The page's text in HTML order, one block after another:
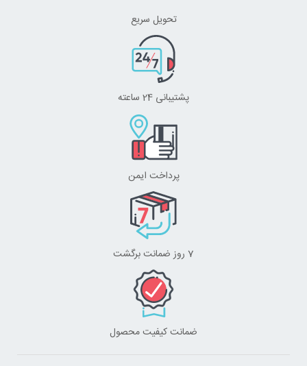
تحویل سریع
پشتیبانی 24 ساعته
پرداخت ایمن
7 روز ضمانت برگشت
ضمانت کیفیت محصول